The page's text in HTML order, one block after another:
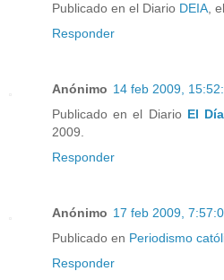
Publicado en el Diario DEIA ,
Responder
Anónimo 14 feb 2009,
Publicado en el Diario El Día
2009.
Responder
Anónimo 17 feb 2009,
Publicado en Periodismo
Responder